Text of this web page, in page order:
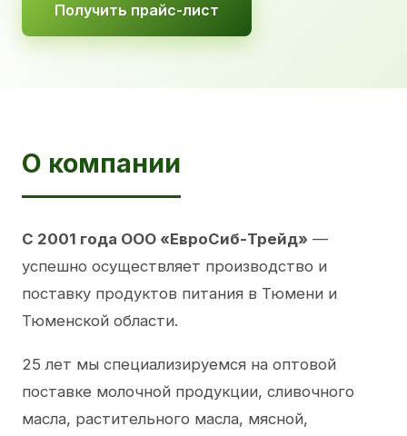
Получить прайс-лист
О компании
С 2001 года ООО «ЕвроСиб-Трейд» —
успешно осуществляет производство и
поставку продуктов питания в Тюмени и
Тюменской области.
25 лет мы специализируемся на оптовой
поставке молочной продукции, сливочного
масла, растительного масла, мясной,